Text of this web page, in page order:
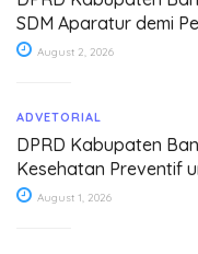
SDM Aparatur demi
August 2, 2026
ADVETORIAL
DPRD Kabupaten
Kesehatan Preventif
August 1, 2026